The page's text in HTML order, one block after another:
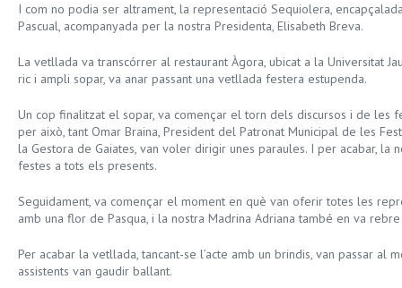
I com no podia ser altrament, la representació Sequiolera,
Pascual, acompanyada per la nostra Presidenta, Elisabeth Breva.
La vetllada va transcórrer al restaurant Àgora, ubicat a la Universitat
ric i ampli sopar, va anar passant una vetllada festera estupenda.
Un cop finalitzat el sopar, va començar el torn dels discursos i de les
per això, tant Omar Braina, President del Patronat Municipal de les
la Gestora de Gaiates, van voler dirigir unes paraules. I per acabar, la
festes a tots els presents.
Seguidament, va començar el moment en què van oferir totes les
amb una flor de Pasqua, i la nostra Madrina Adriana també en va rebre
Per acabar la vetllada, tancant-se l’acte amb un brindis, van passar al
assistents van gaudir ballant.